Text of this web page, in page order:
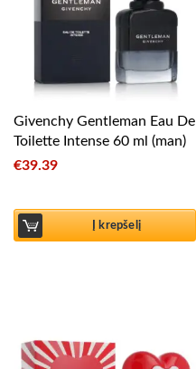
Givenchy Gentleman Eau De
Toilette Intense 60 ml (man)
€39.39
Į krepšelį